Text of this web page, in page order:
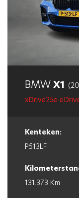
BMWX1
xDrive25e
Kenteken:
P513LF
131.373 Km